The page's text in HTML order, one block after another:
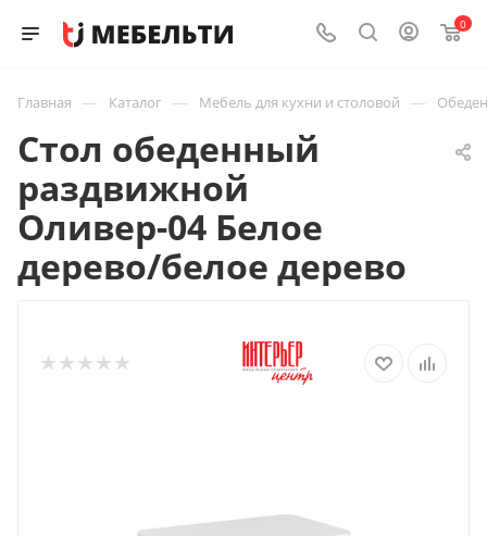
0
Главная — Каталог — Мебель для кухни и столовой —
Стол обеденный
раздвижной
Оливер-04 Белое
дерево/белое дерево